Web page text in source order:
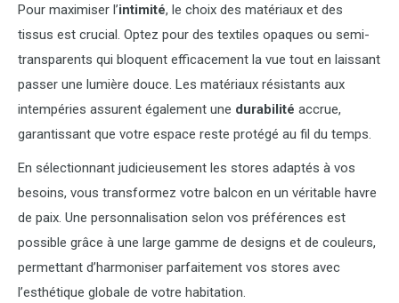
Pour maximiser l’intimité, le choix des matériaux et des
tissus est crucial. Optez pour des textiles opaques ou semi-
transparents qui bloquent efficacement la vue tout en laissant
passer une lumière douce. Les matériaux résistants aux
intempéries assurent également une durabilité accrue,
garantissant que votre espace reste protégé au fil du temps.
En sélectionnant judicieusement les stores adaptés à vos
besoins, vous transformez votre balcon en un véritable havre
de paix. Une personnalisation selon vos préférences est
possible grâce à une large gamme de designs et de couleurs,
permettant d’harmoniser parfaitement vos stores avec
l’esthétique globale de votre habitation.